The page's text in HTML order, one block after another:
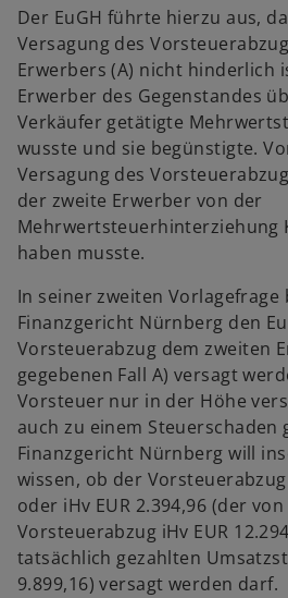
Der EuGH führte hierzu aus,
Versagung des
Erwerbers (A) nicht hinderlich
Erwerber des Gegenstandes
Verkäufer getätigte
wusste und sie begünstigte.
Versagung des
der zweite Erwerber von der
Mehrwertsteuerhinterziehung
haben musste.
In seiner zweiten Vorlagefrage
Finanzgericht Nürnberg den
Vorsteuerabzug dem zweiten
gegebenen Fall A) versagt
Vorsteuer nur in der Höhe
auch zu einem Steuerschaden
Finanzgericht Nürnberg will
wissen, ob der Vorsteuerabzug
oder iHv EUR 2.394,96 (der
Vorsteuerabzug iHv EUR
tatsächlich gezahlten
9.899,16) versagt werden darf.